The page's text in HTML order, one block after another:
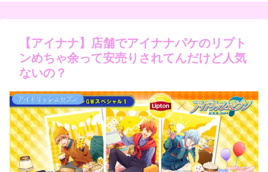
【アイナナ】店舗でアイナナパケのリプト
ンめちゃ余って安売りされてんだけど人気
ないの？
アイドリッシュセブン